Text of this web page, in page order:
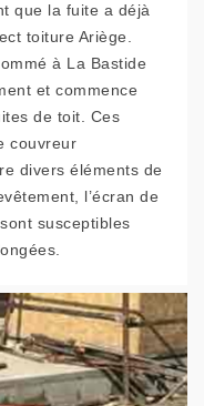
que la fuite a déjà
toiture Ariège.
à La Bastide
et commence
de toit. Ces
couvreur
divers éléments de
l’écran de
susceptibles